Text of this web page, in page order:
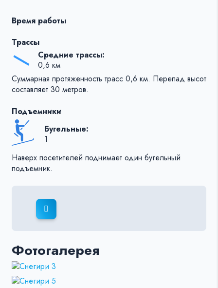
Время работы
Трассы
Средние трассы:
0,6 км
Суммарная протяженность трасс 0,6 км. Перепад высот
составляет 30 метров.
Подъемники
Бугельные:
1
Наверх посетителей поднимает один бугельный
подъемник.
Фотогалерея